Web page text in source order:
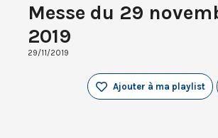
Messe du 29
2019
29/11/2019
Ajouter à ma playlist